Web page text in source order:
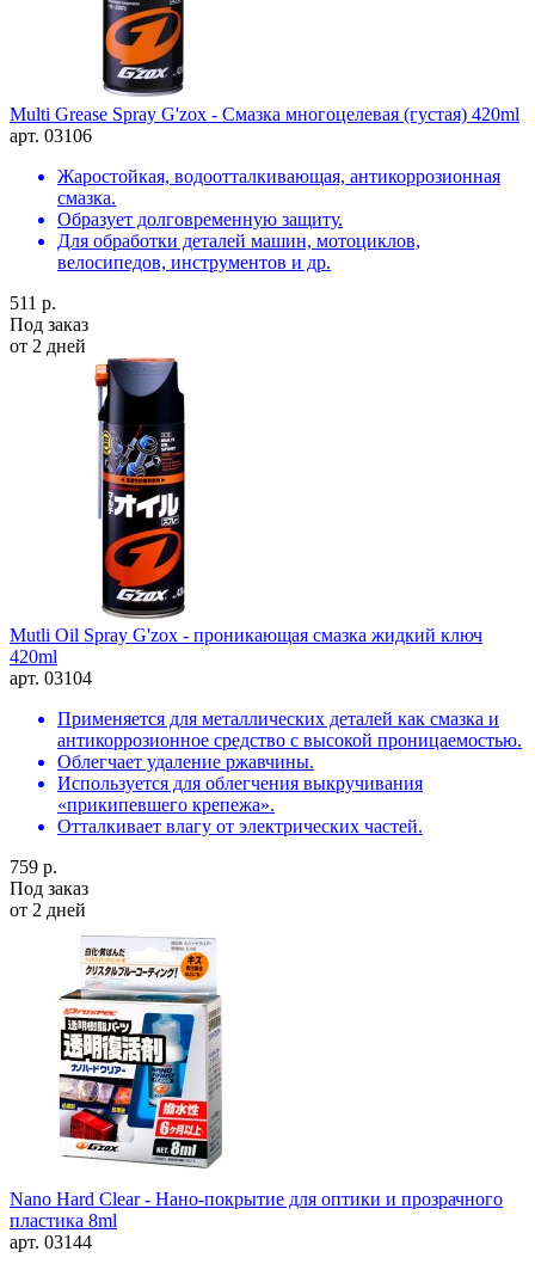
Multi Grease Spray G'zox - Смазка многоцелевая (густая) 420ml
арт. 03106
Жаростойкая, водоотталкивающая, антикоррозионная
смазка.
Образует долговременную защиту.
Для обработки деталей машин, мотоциклов,
велосипедов, инструментов и др.
511 р.
Под заказ
от 2 дней
Mutli Oil Spray G'zox - проникающая смазка жидкий ключ
420ml
арт. 03104
Применяется для металлических деталей как смазка и
антикоррозионное средство с высокой проницаемостью.
Облегчает удаление ржавчины.
Используется для облегчения выкручивания
«прикипевшего крепежа».
Отталкивает влагу от электрических частей.
759 р.
Под заказ
от 2 дней
Nano Hard Clear - Нано-покрытие для оптики и прозрачного
пластика 8ml
арт. 03144